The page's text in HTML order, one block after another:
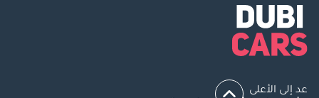
عد إلى الأعلى